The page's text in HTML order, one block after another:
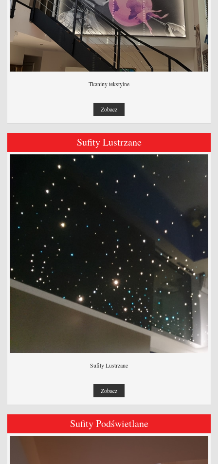
Tkaniny tekstylne
Zobacz
Sufity Lustrzane
Sufity Lustrzane
Zobacz
Sufity Podświetlane